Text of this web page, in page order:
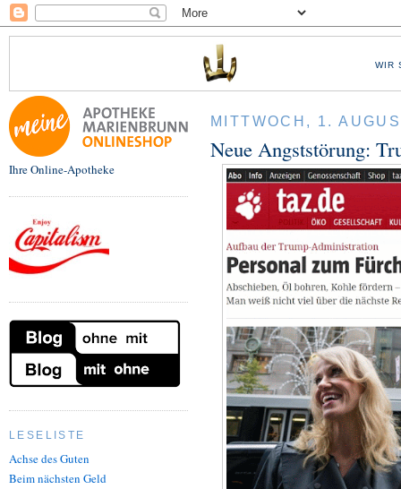
WIR
Ihre Online-Apotheke
LESELISTE
Achse des Guten
Beim nächsten Geld
MITTWOCH, 1.
Neue Angststörung: